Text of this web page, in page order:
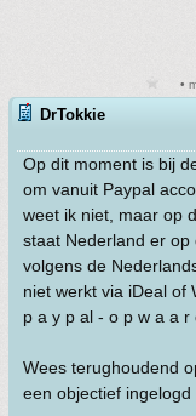
•
DrTokkie
Op dit moment is bij
om vanuit Paypal
weet ik niet, maar op
staat Nederland er
volgens de
niet werkt via iDeal of
p a y p al - o p w a a r
Wees terughoudend
een objectief ingelogd